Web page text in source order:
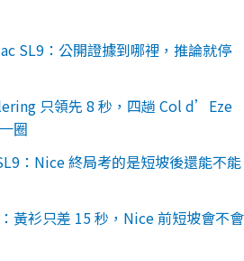
SL9：公開證據到哪裡，推論就停
只領先 8 秒，四趟 Col d’Eze
圈
：Nice 終局考的是短坡後還能不能
黃衫只差 15 秒，Nice 前短坡會不會